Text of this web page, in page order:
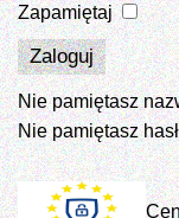
Zapamiętaj
Zaloguj
Nie pamiętasz
Nie pamiętasz